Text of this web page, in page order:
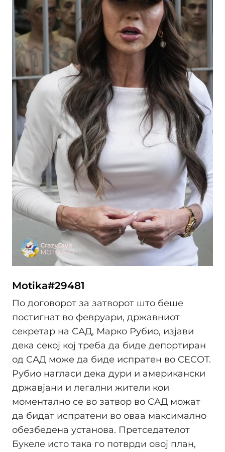
Motika#29481
По договорот за затворот што беше
постигнат во февруари, државниот
секретар на САД, Марко Рубио, изјави
дека секој кој треба да биде депортиран
од САД може да биде испратен во CECOT.
Рубио нагласи дека дури и американски
државјани и легални жители кои
моментално се во затвор во САД можат
да бидат испратени во оваа максимално
обезбедена установа. Претседателот
Букеле исто така го потврди овој план,